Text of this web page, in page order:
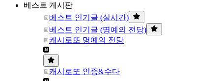
베스트 게시판
베스트 인기글 (실시간)
베스트 인기글 (명예의 전당)
캐시로또 명예의 전당
캐시로또 인증&수다